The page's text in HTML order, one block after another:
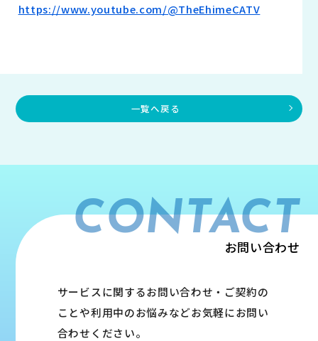
https://www.youtube.com/@TheEhimeCATV
一覧へ戻る
CONTACT
お問い合わせ
サービスに関するお問い合わせ・ご契約の
ことや利用中のお悩みなどお気軽にお問い
合わせください。